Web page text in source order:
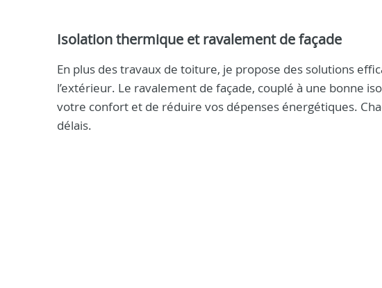
Isolation thermique et ravalement de façade
En plus des travaux de toiture, je propose des solutions
l’extérieur. Le ravalement de façade, couplé à une bonne
votre confort et de réduire vos dépenses énergétiques.
délais.